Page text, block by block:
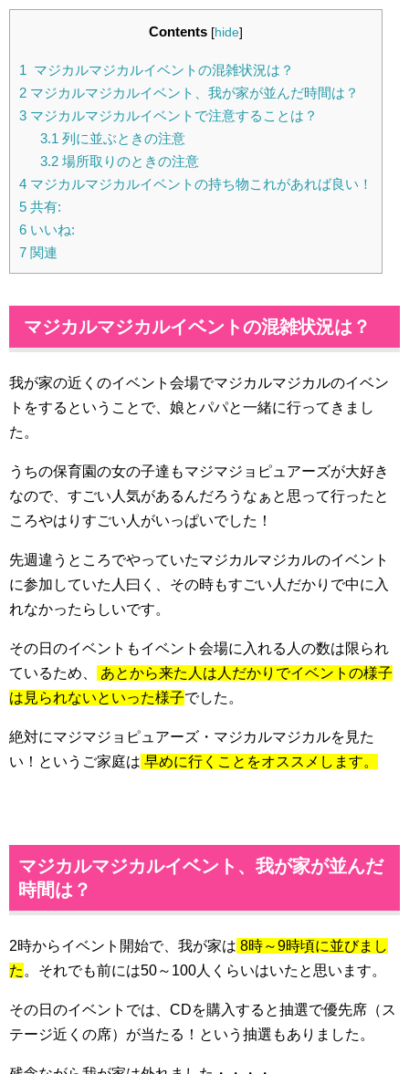
Contents [hide]
1 マジカルマジカルイベントの混雑状況は？
2 マジカルマジカルイベント、我が家が並んだ時間は？
3 マジカルマジカルイベントで注意することは？
3.1 列に並ぶときの注意
3.2場所取りのときの注意
4 マジカルマジカルイベントの持ち物これがあれば良い！
5 共有:
6 いいね:
7 関連
マジカルマジカルイベントの混雑状況は？
我が家の近くのイベント会場でマジカルマジカルのイベン
トをするということで、娘とパパと一緒に行ってきまし
た。
うちの保育園の女の子達もマジマジョピュアーズが大好き
なので、すごい人気があるんだろうなぁと思って行ったと
ころやはりすごい人がいっぱいでした！
先週違うところでやっていたマジカルマジカルのイベント
に参加していた人曰く、その時もすごい人だかりで中に入
れなかったらしいです。
その日のイベントもイベント会場に入れる人の数は限られ
ているため、
あとから来た人は人だかりでイベントの様子
は見られないといった様子でした。
絶対にマジマジョピュアーズ・マジカルマジカルを見た
い！というご家庭は 早めに行くことをオススメします。
マジカルマジカルイベント、我が家が並んだ
時間は？
2時からイベント開始で、我が家は 8時～9時頃に並びまし
た 。それでも前には50～100人くらいはいたと思います。
その日のイベントでは、CDを購入すると抽選で優先席（ス
テージ近くの席）が当たる！という抽選もありました。